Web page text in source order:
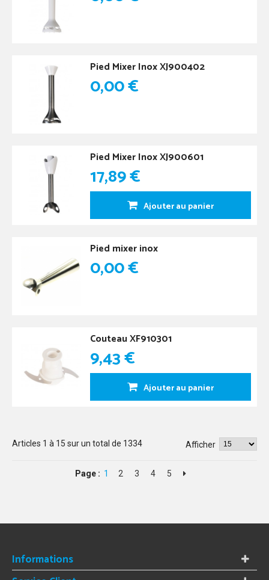
Pied Mixer Inox XJ900402
0,00 €
Pied Mixer Inox XJ900601
17,89 €
Ajouter au panier
Pied mixer inox
0,00 €
Couteau XF910301
9,43 €
Ajouter au panier
Articles 1 à 15 sur un total de 1334 Afficher
Page : 1 2 3 4 5
Informations